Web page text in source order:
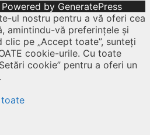
Powered by GeneratePress
ul nostru pentru a vă oferi cea
amintindu-vă preferințele și
pe „Accept toate”, sunteți
cookie-urile. Cu toate
cookie” pentru a oferi un